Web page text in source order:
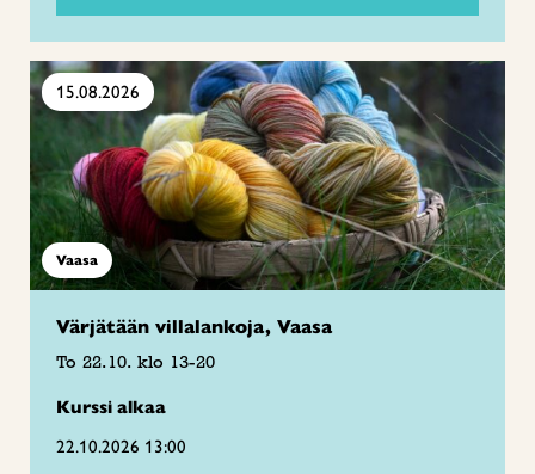
15.08.2026
Vaasa
Värjätään villalankoja, Vaasa
To 22.10. klo 13-20
Kurssi alkaa
22.10.2026 13:00